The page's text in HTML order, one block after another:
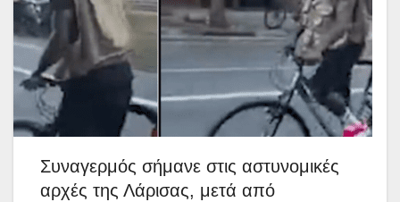
Συναγερμός σήμανε στις αστυνομικές
αρχές της Λάρισας, μετά από